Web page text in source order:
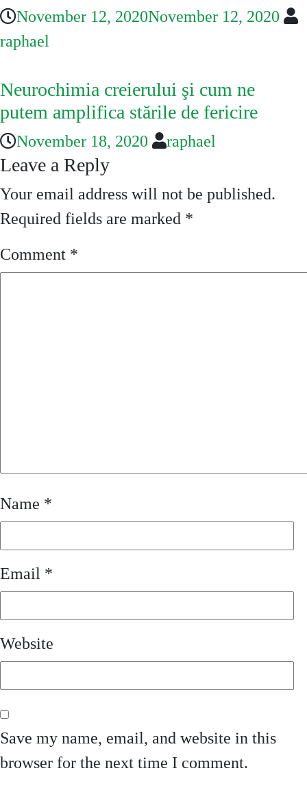
November 12, 2020November 12, 2020
raphael
Neurochimia creierului şi cum ne
putem amplifica stările de fericire
November 18, 2020 raphael
Leave a Reply
Your email address will not be published.
Required fields are marked *
Comment *
Name *
Email *
Website
Save my name, email, and website in this
browser for the next time I comment.